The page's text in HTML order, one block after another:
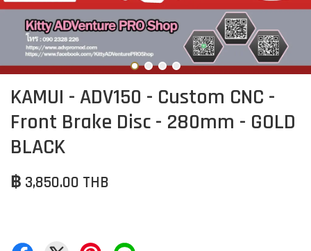
KAMUI - ADV150 - Custom CNC -
Front Brake Disc - 280mm - GOLD
BLACK
฿ 3,850.00 THB